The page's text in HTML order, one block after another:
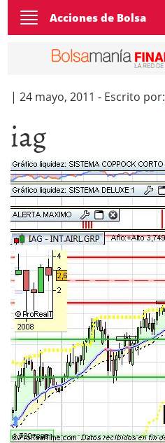
Toggle
navigation
Acciones de Bolsa
| 24 mayo, 2011 - Escrito por:
iag